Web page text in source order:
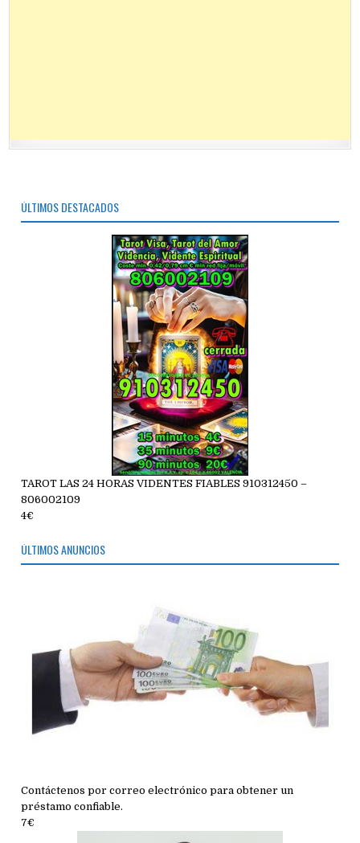
ÚLTIMOS DESTACADOS
TAROT LAS 24 HORAS VIDENTES FIABLES 910312450 –
806002109
4€
ÚLTIMOS ANUNCIOS
Contáctenos por correo electrónico para obtener un
préstamo confiable.
7€